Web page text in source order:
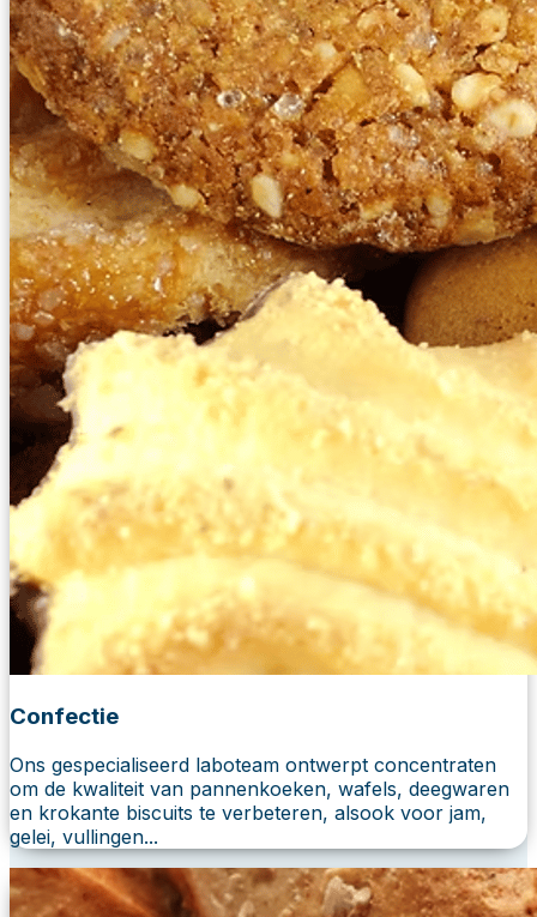
Confectie
Ons gespecialiseerd laboteam ontwerpt concentraten
om de kwaliteit van pannenkoeken, wafels, deegwaren
en krokante biscuits te verbeteren, alsook voor jam,
gelei, vullingen...